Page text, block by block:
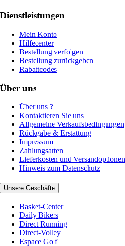
Dienstleistungen
Mein Konto
Hilfecenter
Bestellung verfolgen
Bestellung zurückgeben
Rabattcodes
Über uns
Über uns ?
Kontaktieren Sie uns
Allgemeine Verkaufsbedingungen
Rückgabe & Erstattung
Impressum
Zahlungsarten
Lieferkosten und Versandoptionen
Hinweis zum Datenschutz
Unsere Geschäfte
Basket-Center
Daily Bikers
Direct Running
Direct-Volley
Espace Golf